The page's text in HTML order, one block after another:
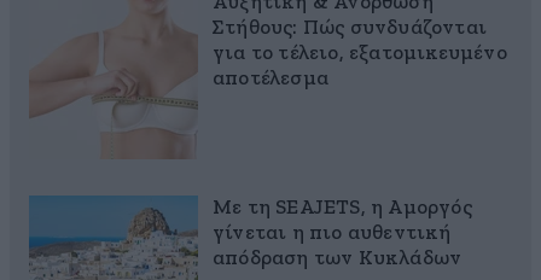
Στήθους: Πώς συνδυάζονται
για το τέλειο, εξατομικευμένο
αποτέλεσμα
Με τη SEAJETS, η Αμοργός
γίνεται η πιο αυθεντική
απόδραση των Κυκλάδων